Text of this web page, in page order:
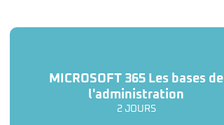
MICROSOFT 365 Les bases de
l'administration
2 JOURS